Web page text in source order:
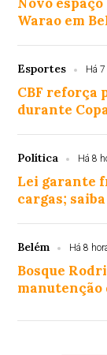
Warao em
Esportes Há
CBF reforça
durante
Política Há 8
Lei garante
cargas;
Belém Há 8
Bosque
manutenção